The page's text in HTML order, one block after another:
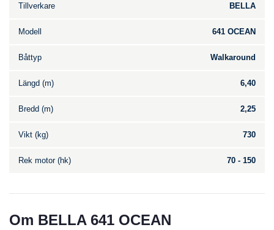
Tillverkare BELLA
Modell 641 OCEAN
Båttyp Walkaround
Längd (m) 6,40
Bredd (m) 2,25
Vikt (kg) 730
Rek motor (hk) 70 - 150
Om BELLA 641 OCEAN